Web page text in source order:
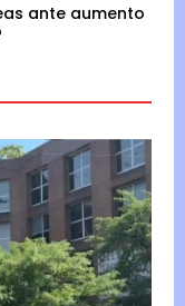
ante aumento